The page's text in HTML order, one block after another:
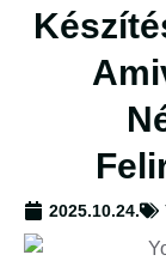
2025.10.24.